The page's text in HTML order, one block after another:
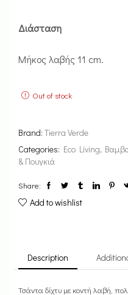
Διάσταση
Μήκος λαβής 11 cm.
Out of stock
Brand: Tierra Verde
Categories: Eco Living,
& Πουγκιά
Share:
Add to wishlist
Description
Τσάντα δίχτυ με κοντή λαβή,